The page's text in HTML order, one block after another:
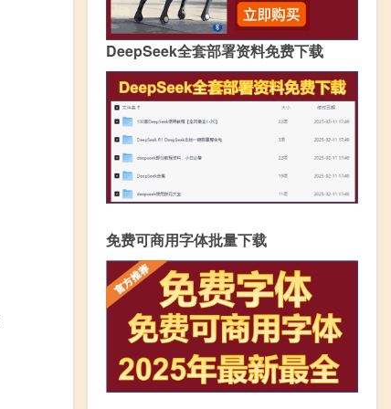
DeepSeek全套部署资料免费下载
免费可商用字体批量下载